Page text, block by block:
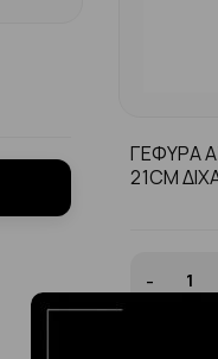
ΓΕΦΥΡΑ
21CM
-